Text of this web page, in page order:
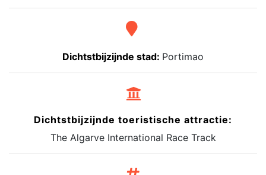
Dichtstbijzijnde stad: Portimao
Dichtstbijzijnde toeristische attractie:
The Algarve International Race Track